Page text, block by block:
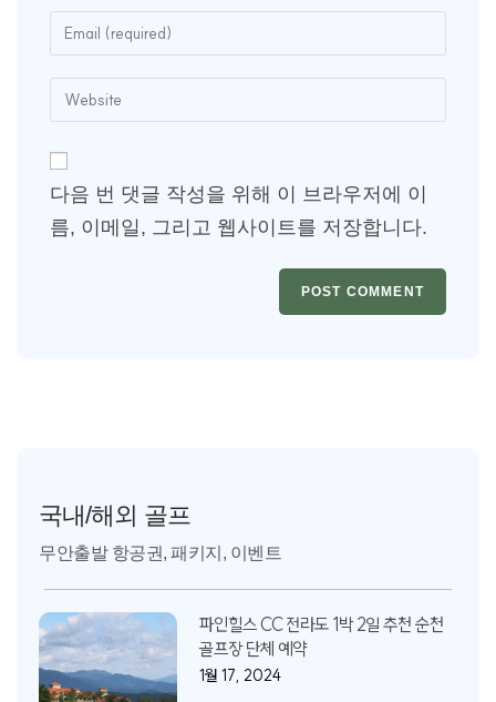
다음 번 댓글 작성을 위해 이 브라우저에 이
름, 이메일, 그리고 웹사이트를 저장합니다.
국내/해외 골프
무안출발 항공권, 패키지, 이벤트
파인힐스 CC 전라도 1박 2일 추천 순천
골프장 단체 예약
1월 17, 2024